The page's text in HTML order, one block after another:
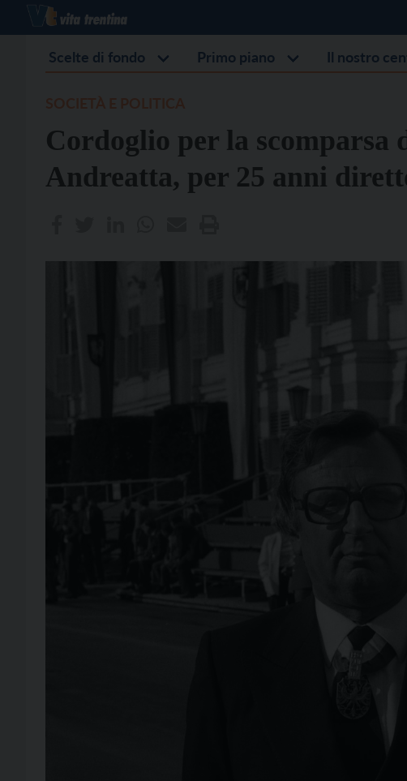
Scelte di fondo Primo piano Il nostro
Cordoglio per la scomparsa
Andreatta, per 25 anni